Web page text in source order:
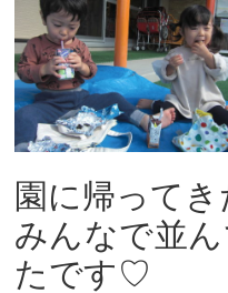
園に帰って
みんなで並
たです♡